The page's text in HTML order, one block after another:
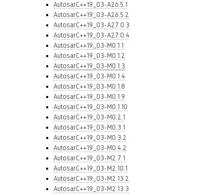
AutosarC++19_03-A26.5.1
AutosarC++19_03-A26.5.2
AutosarC++19_03-A27.0.3
AutosarC++19_03-A27.0.4
AutosarC++19_03-M0.1.1
AutosarC++19_03-M0.1.2
AutosarC++19_03-M0.1.3
AutosarC++19_03-M0.1.4
AutosarC++19_03-M0.1.8
AutosarC++19_03-M0.1.9
AutosarC++19_03-M0.1.10
AutosarC++19_03-M0.2.1
AutosarC++19_03-M0.3.1
AutosarC++19_03-M0.3.2
AutosarC++19_03-M0.4.2
AutosarC++19_03-M2.7.1
AutosarC++19_03-M2.10.1
AutosarC++19_03-M2.13.2
AutosarC++19_03-M2.13.3